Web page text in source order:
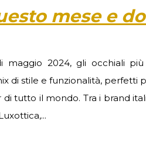
mese e
maggio 2024, gli occhiali
di stile e funzionalità, perfetti
di tutto il mondo. Tra i brand